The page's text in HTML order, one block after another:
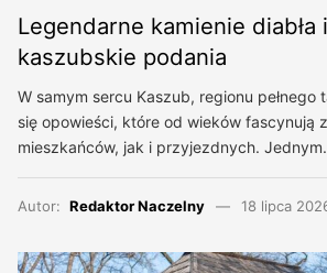
Legendarne kamienie diabła
kaszubskie podania
W samym sercu Kaszub, regionu pełnego
się opowieści, które od wieków fascynują
mieszkańców, jak i przyjezdnych.
Autor: Redaktor Naczelny 18 lipca